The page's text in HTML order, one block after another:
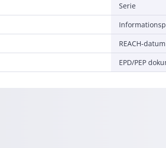
Serie
REACH-datum
EPD/PEP